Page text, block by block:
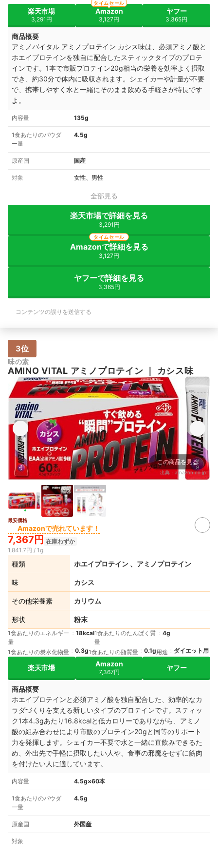
楽天市場
3,291円
Amazon
3,127円
タイムセール
ヤフー
3,365円
商品概要
アミノバイタル アミノプロテイン カシス味は、必須アミノ酸と
ホエイプロテインを独自に配合したスティックタイプのプロテ
インです。1本で市販プロテイン20g相当の栄養を効率よく摂取
でき、約30分で体内に吸収されます。シェイカーや計量が不要
で、携帯しやすく水と一緒にそのまま飲める手軽さが特長です
よ。
内容量 135g
1食あたりのパウダ
ー量
4.5g
原産国 国産
対象 女性、男性
全部見る
楽天市場で詳細を見る
3,291円
Amazonで詳細を見る
3,127円
タイムセール
ヤフーで詳細を見る
3,365円
コンテンツの誤りを送信する
3位
味の素
AMINO VITAL アミノプロテイン ｜ カシス味
この商品を見る
出典： amazon.co.jp
最安価格
Amazonで売れています！
7,367円 在庫わずか
1,841.7円 / 1g
種類 ホエイプロテイン 、アミノプロテイン
味 カシス
その他栄養素 カリウム
形状 粉末
1食あたりのエネルギー
量
18kcal1食あたりのたんぱく質
量
4g
1食あたりの炭水化物量 0.3g1食あたりの脂質量 0.1g用途 ダイエット用
楽天市場 Amazon
7,367円
ヤフー
商品概要
ホエイプロテインと必須アミノ酸を独自配合した、効率的なカ
ラダづくりを支える新しいタイプのプロテインです。スティッ
ク1本4.3gあたり16.8kcalと低カロリーでありながら、アミノ
酸の組み合わせにより市販のプロテイン20gと同等のサポート
力を発揮します。シェイカー不要で水と一緒に直飲みできるた
め、外出先で手軽に摂取したい人や、食事の邪魔をせずに筋肉
を付けたい人に適しています。
内容量 4.5g×60本
1食あたりのパウダ
ー量
4.5g
原産国 外国産
対象